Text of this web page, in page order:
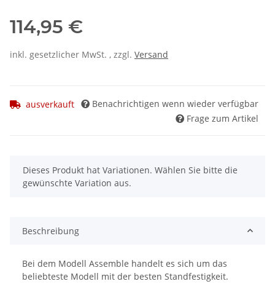
114,95 €
inkl. gesetzlicher MwSt. , zzgl. Versand
ausverkauft
Benachrichtigen wenn wieder verfügbar
Frage zum Artikel
x
Dieses Produkt hat Variationen. Wählen Sie bitte die
gewünschte Variation aus.
Beschreibung
Bei dem Modell Assemble handelt es sich um das
beliebteste Modell mit der besten Standfestigkeit.